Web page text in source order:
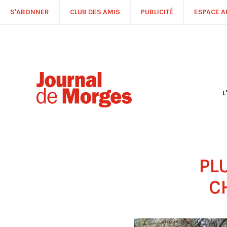
S'ABONNER CLUB DES AMIS PUBLICITÉ ESPACE